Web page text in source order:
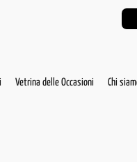
Vetrina delle Occasioni Chi